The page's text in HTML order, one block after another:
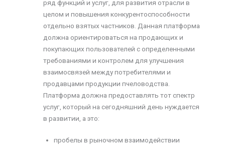
ряд функций и услуг, для развития отрасли в
целом и повышения конкурентоспособности
отдельно взятых частников. Данная платформа
должна ориентироваться на продающих и
покупающих пользователей с определенными
требованиями и контролем для улучшения
взаимосвязей между потребителями и
продавцами продукции пчеловодства.
Платформа должна предоставлять тот спектр
услуг, который на сегодняшний день нуждается
в развитии, а это:
пробелы в рыночном взаимодействии